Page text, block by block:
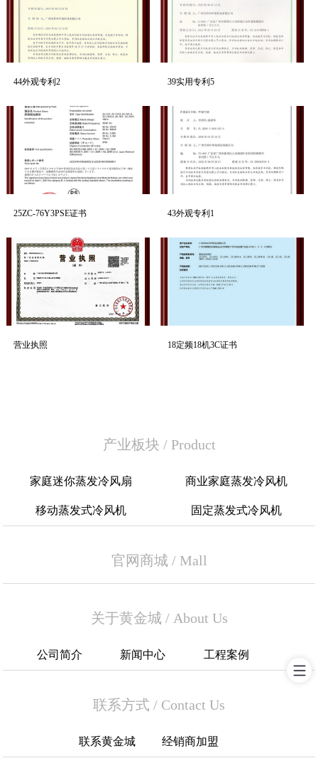
44外观专利2 39实用专利5
25ZC-76Y3PSE证书 43外观专利1
营业执照 18定频18机3C证书
产业板块 / Product
家庭迷你蒸发冷风扇 商业家庭蒸发冷风机
移动蒸发式冷风机 固定蒸发式冷风机
官网商城 / Mall
关于黄金城 / About Us
公司简介 新闻中心 工程案例
联系方式 / Contact Us
联系黄金城 经销商加盟